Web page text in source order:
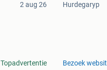
2 aug 26
Topadvertentie
Hurdegaryp
Bezoek